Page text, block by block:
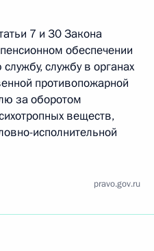
7 и 30 Закона
обеспечении
службу в органах
противопожарной
за оборотом
веществ,
исполнительной
pravo.gov.ru